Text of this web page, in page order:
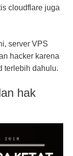
cloudflare juga
server VPS
hacker karena
terlebih dahulu.
hak